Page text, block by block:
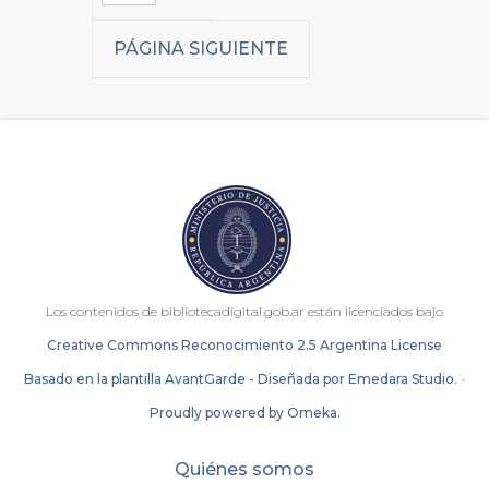
PÁGINA SIGUIENTE
Los contenidos de bibliotecadigital.gob.ar están licenciados bajo
Creative Commons Reconocimiento 2.5 Argentina License
Basado en la plantilla AvantGarde - Diseñada por Emedara Studio. -
Proudly powered by Omeka.
Quiénes somos